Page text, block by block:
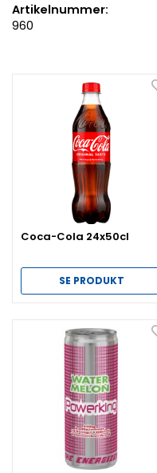
Artikelnummer:
960
Coca-Cola 24x50cl
SE PRODUKT